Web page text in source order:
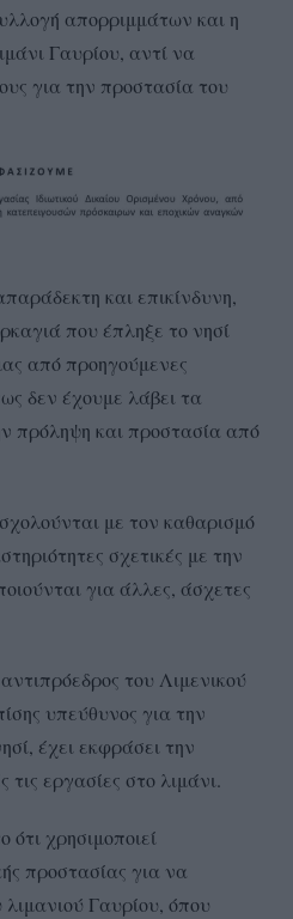
απορριμμάτων και η
Γαυρίου, αντί να
για την προστασία του
και επικίνδυνη,
που έπληξε το νησί
από προηγούμενες
δεν έχουμε λάβει τα
πρόληψη και προστασία από
με τον καθαρισμό
σχετικές με την
για άλλες, άσχετες
του Λιμενικού
υπεύθυνος για την
έχει εκφράσει την
τις εργασίες στο λιμάνι.
χρησιμοποιεί
προστασίας για να
Γαυρίου, όπου